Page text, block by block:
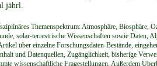
jährl.
Themenspektrum: Atmosphäre, Biosphäre,
solar-terrestrische Wissenschaften sowie Daten,
über einzelne Forschungsdaten-Bestände,
und Datenquellen, Zugänglichkeit, bisherige
wissenschaftliche Fragestellungen. Außerdem